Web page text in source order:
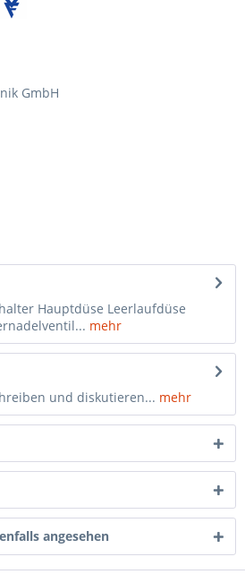
GmbH
Hauptdüse Leerlaufdüse
mehr
und diskutieren... mehr
angesehen